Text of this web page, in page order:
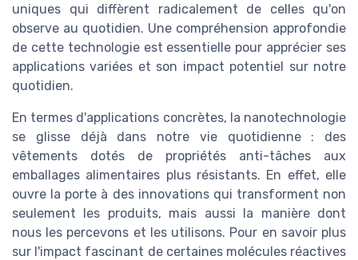
uniques qui diffèrent radicalement de celles qu'on
observe au quotidien. Une compréhension approfondie
de cette technologie est essentielle pour apprécier ses
applications variées et son impact potentiel sur notre
quotidien.
En termes d'applications concrètes, la nanotechnologie
se glisse déjà dans notre vie quotidienne : des
vêtements dotés de propriétés anti-tâches aux
emballages alimentaires plus résistants. En effet, elle
ouvre la porte à des innovations qui transforment non
seulement les produits, mais aussi la manière dont
nous les percevons et les utilisons. Pour en savoir plus
sur l'impact fascinant de certaines molécules réactives